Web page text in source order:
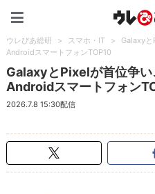
ウレぴあ総研 > スマホ・IT >
Galaxy
AndroidスマートフォンTOP10
GalaxyとPixelが首位争
Androidスマートフォン
2026.7.8 15:30配信